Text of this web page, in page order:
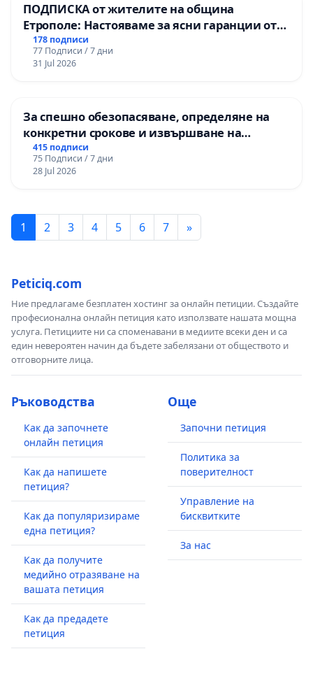
ПОДПИСКА от жителите на община
Етрополе: Настояваме за ясни гаранции от
“Елаците-МЕД” АД и от държавата, че ще се
изпълнят всички екологични норми!
178 подписи
77 Подписи / 7 дни
31 Jul 2026
За спешно обезопасяване, определяне на
конкретни срокове и извършване на
цялостна рехабилитация на
републиканския път между пътен възел АМ
„Тракия“ - гр. Ихтиман - с. Мирово - к.к.
415 подписи
75 Подписи / 7 дни
28 Jul 2026
1 2 3 4 5 6 7 »
Peticiq.com
Ние предлагаме безплатен хостинг за онлайн петиции. Създайте
професионална онлайн петиция като използвате нашата мощна
услуга. Петициите ни са споменавани в медиите всеки ден и са
един невероятен начин да бъдете забелязани от обществото и
отговорните лица.
Ръководства
Как да започнете
онлайн петиция
Как да напишете
петиция?
Как да популяризираме
една петиция?
Как да получите
медийно отразяване на
вашата петиция
Как да предадете
петиция
Още
Започни петиция
Политика за
поверителност
Управление на
бисквитките
За нас